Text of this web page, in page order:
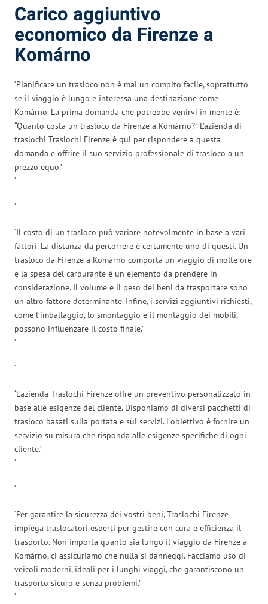
Carico aggiuntivo
economico da Firenze a
Komárno
‘Pianificare un trasloco non è mai un compito facile, soprattutto
se il viaggio è lungo e interessa una destinazione come
Komárno. La prima domanda che potrebbe venirvi in mente è:
“Quanto costa un trasloco da Firenze a Komárno?” L’azienda di
traslochi Traslochi Firenze è qui per rispondere a questa
domanda e offrire il suo servizio professionale di trasloco a un
prezzo equo.’
‘
‘
‘Il costo di un trasloco può variare notevolmente in base a vari
fattori. La distanza da percorrere è certamente uno di questi. Un
trasloco da Firenze a Komárno comporta un viaggio di molte ore
e la spesa del carburante è un elemento da prendere in
considerazione. Il volume e il peso dei beni da trasportare sono
un altro fattore determinante. Infine, i servizi aggiuntivi richiesti,
come l’imballaggio, lo smontaggio e il montaggio dei mobili,
possono influenzare il costo finale.’
‘
‘
‘L’azienda Traslochi Firenze offre un preventivo personalizzato in
base alle esigenze del cliente. Disponiamo di diversi pacchetti di
trasloco basati sulla portata e sui servizi. L’obiettivo è fornire un
servizio su misura che risponda alle esigenze specifiche di ogni
cliente.’
‘
‘
‘Per garantire la sicurezza dei vostri beni, Traslochi Firenze
impiega traslocatori esperti per gestire con cura e efficienza il
trasporto. Non importa quanto sia lungo il viaggio da Firenze a
Komárno, ci assicuriamo che nulla si danneggi. Facciamo uso di
veicoli moderni, ideali per i lunghi viaggi, che garantiscono un
trasporto sicuro e senza problemi.’
‘